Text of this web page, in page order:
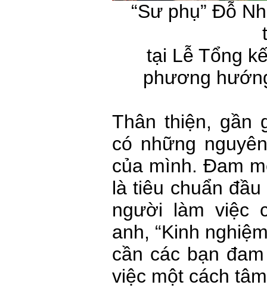
“Sư phụ” Đỗ
tại Lễ Tổng
phương
Thân thiện, gần
có những
của mình. Đam
là tiêu chuẩn
người làm việc
anh, “Kinh
cần các bạn
việc một cách